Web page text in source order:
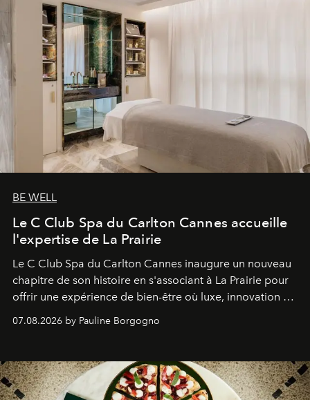
BE WELL
Le C Club Spa du Carlton Cannes accueille
l'expertise de La Prairie
Le C Club Spa du Carlton Cannes inaugure un nouveau
chapitre de son histoire en s'associant à La Prairie pour
offrir une expérience de bien-être où luxe, innovation et
expertise se rencontrent.
07.08.2026 by Pauline Borgogno